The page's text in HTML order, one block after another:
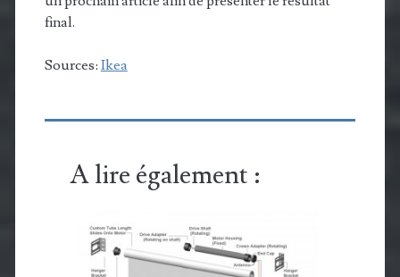
final.
Sources: Ikea
A lire également :